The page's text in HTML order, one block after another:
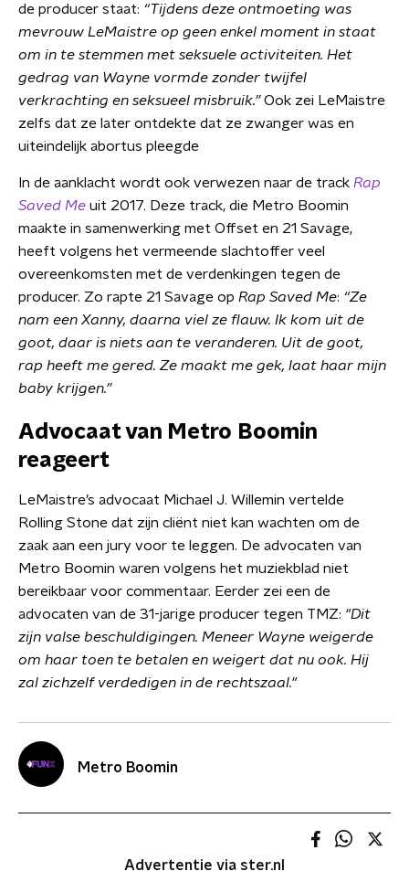
de producer staat: “Tijdens deze ontmoeting was
mevrouw LeMaistre op geen enkel moment in staat
om in te stemmen met seksuele activiteiten. Het
gedrag van Wayne vormde zonder twijfel
verkrachting en seksueel misbruik.”Ook zei LeMaistre
zelfs dat ze later ontdekte dat ze zwanger was en
uiteindelijk abortus pleegde
In de aanklacht wordt ook verwezen naar de track Rap
Saved Me uit 2017. Deze track, die Metro Boomin
maakte in samenwerking met Offset en 21 Savage,
heeft volgens het vermeende slachtoffer veel
overeenkomsten met de verdenkingen tegen de
producer. Zo rapte 21 Savage op Rap Saved Me: “Ze
nam een Xanny, daarna viel ze flauw. Ik kom uit de
goot, daar is niets aan te veranderen. Uit de goot,
rap heeft me gered. Ze maakt me gek, laat haar mijn
baby krijgen.”
Advocaat van Metro Boomin
reageert
LeMaistre’s advocaat Michael J. Willemin vertelde
Rolling Stone dat zijn cliënt niet kan wachten om de
zaak aan een jury voor te leggen. De advocaten van
Metro Boomin waren volgens het muziekblad niet
bereikbaar voor commentaar. Eerder zei een de
advocaten van de 31-jarige producer tegen TMZ: "Dit
zijn valse beschuldigingen. Meneer Wayne weigerde
om haar toen te betalen en weigert dat nu ook. Hij
zal zichzelf verdedigen in de rechtszaal."
Metro Boomin
Advertentie via ster.nl